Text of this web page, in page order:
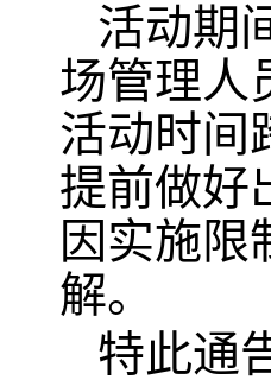
活动期
场管理人
活动时间
提前做好
因实施限
解。
特此通